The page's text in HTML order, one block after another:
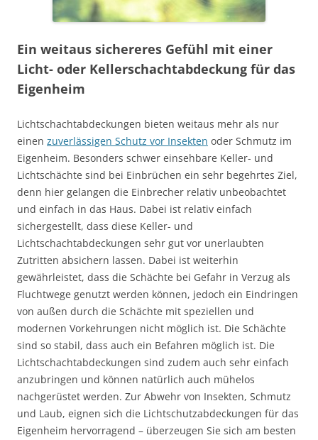
Ein weitaus sichereres Gefühl mit einer
Licht- oder Kellerschachtabdeckung für das
Eigenheim
Lichtschachtabdeckungen bieten weitaus mehr als nur
einen zuverlässigen Schutz vor Insekten oder Schmutz im
Eigenheim. Besonders schwer einsehbare Keller- und
Lichtschächte sind bei Einbrüchen ein sehr begehrtes Ziel,
denn hier gelangen die Einbrecher relativ unbeobachtet
und einfach in das Haus. Dabei ist relativ einfach
sichergestellt, dass diese Keller- und
Lichtschachtabdeckungen sehr gut vor unerlaubten
Zutritten absichern lassen. Dabei ist weiterhin
gewährleistet, dass die Schächte bei Gefahr in Verzug als
Fluchtwege genutzt werden können, jedoch ein Eindringen
von außen durch die Schächte mit speziellen und
modernen Vorkehrungen nicht möglich ist. Die Schächte
sind so stabil, dass auch ein Befahren möglich ist. Die
Lichtschachtabdeckungen sind zudem auch sehr einfach
anzubringen und können natürlich auch mühelos
nachgerüstet werden. Zur Abwehr von Insekten, Schmutz
und Laub, eignen sich die Lichtschutzabdeckungen für das
Eigenheim hervorragend – überzeugen Sie sich am besten